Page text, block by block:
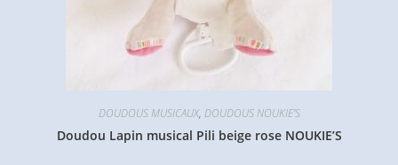
DOUDOUS MUSICAUX, DOUDOUS NOUKIE'S
Doudou Lapin musical Pili beige rose NOUKIE’S